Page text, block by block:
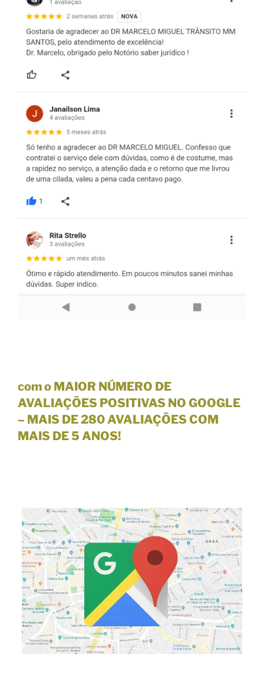
com o MAIOR NÚMERO DE
AVALIAÇÕES POSITIVAS NO GOOGLE
– MAIS DE 280 AVALIAÇÕES COM
MAIS DE 5 ANOS!